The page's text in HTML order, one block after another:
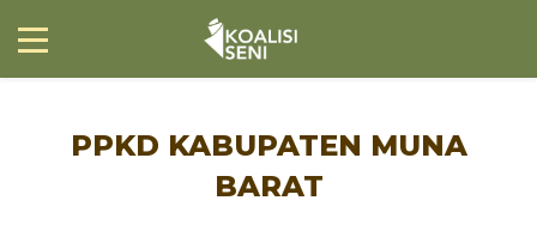
PPKD KABUPATEN MUNA
BARAT